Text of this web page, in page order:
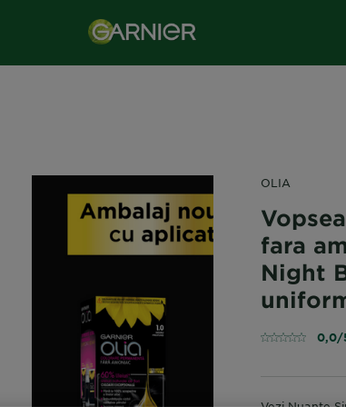
OLIA
fara
Night
0,0/